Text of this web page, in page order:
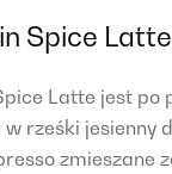
Spice Latte
Latte jest po
rześki jesienny
zmieszane